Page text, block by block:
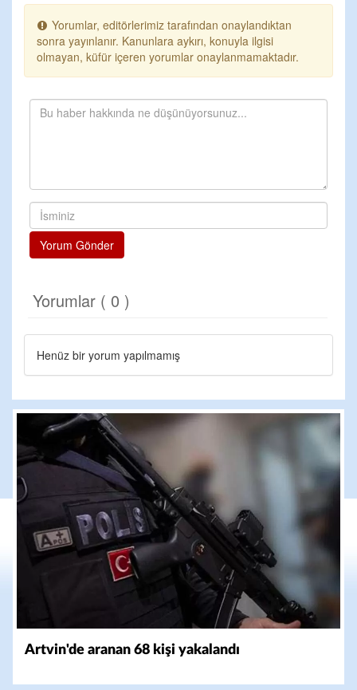
Yorumlar, editörlerimiz tarafından onaylandıktan
sonra yayınlanır. Kanunlara aykırı, konuyla ilgisi
olmayan, küfür içeren yorumlar onaylanmamaktadır.
Yorum Gönder
Yorumlar ( 0 )
Henüz bir yorum yapılmamış
Artvin'de aranan 68 kişi yakalandı